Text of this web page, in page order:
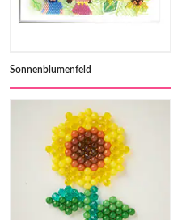
Sonnenblumenfeld